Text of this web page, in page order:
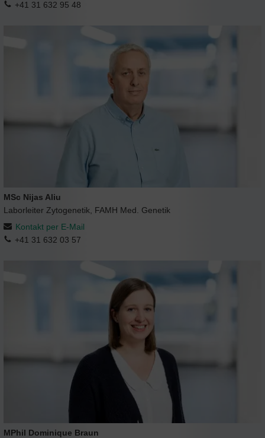
+41 31 632 95 48
MSc Nijas Aliu
Laborleiter Zytogenetik, FAMH Med. Genetik
Kontakt per E-Mail
+41 31 632 03 57
MPhil Dominique Braun